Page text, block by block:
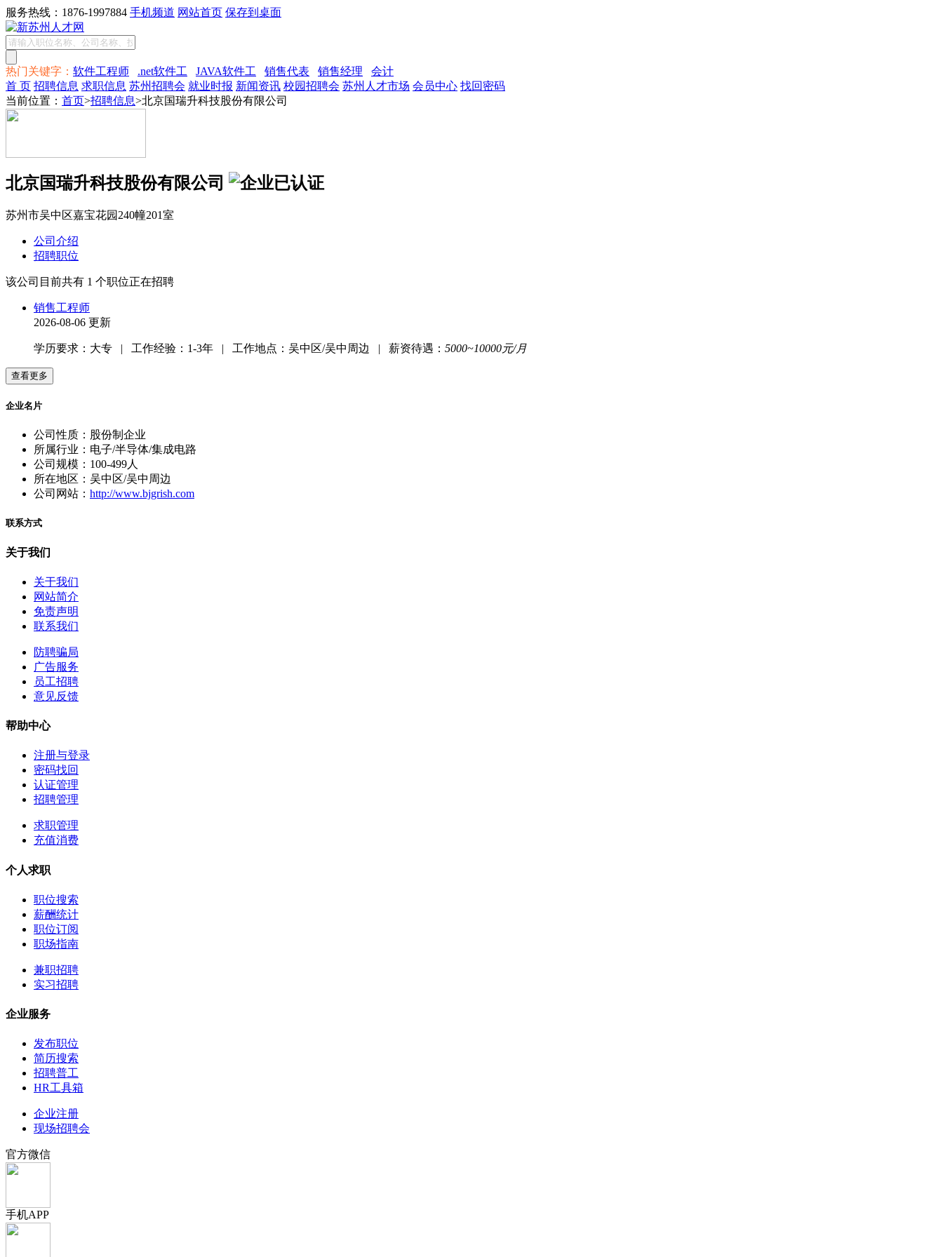
服务热线：1876-1997884 手机频道 网站首页 保存到桌面
热门关键字： 软件工程师 .net软件工 JAVA软件工 销售代表 销售经理
会计
首 页 招聘信息 求职信息 苏州招聘会 就业时报 新闻资讯 校园招聘会 苏州人才市场 会员中心 找回密码
当前位置： 首页>招聘信息>北京国瑞升科技股份有限公司
北京国瑞升科技股份有限公司
苏州市吴中区嘉宝花园240幢201室
公司介绍
招聘职位
该公司目前共有 1 个职位正在招聘
销售工程师
2026-08-06 更新
学历要求：大专 | 工作经验：1-3年 | 工作地点：吴中区/吴中周边 | 薪资待遇： 5000~10000元/月
企业名片
公司性质：股份制企业
所属行业：电子/半导体/集成电路
公司规模：100-499人
所在地区：吴中区/吴中周边
公司网站： http://www.bjgrish.com
联系方式
关于我们
关于我们
网站简介
免责声明
联系我们
防聘骗局
广告服务
员工招聘
意见反馈
帮助中心
注册与登录
密码找回
认证管理
招聘管理
求职管理
充值消费
个人求职
职位搜索
薪酬统计
职位订阅
职场指南
兼职招聘
实习招聘
企业服务
发布职位
简历搜索
招聘普工
HR工具箱
企业注册
现场招聘会
官方微信
手机APP